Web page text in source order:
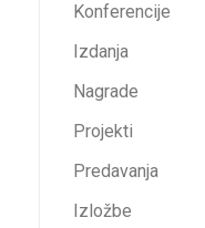
Konferencije
Izdanja
Nagrade
Projekti
Predavanja
Izložbe